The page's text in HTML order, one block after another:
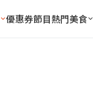
優惠券節目熱門美食